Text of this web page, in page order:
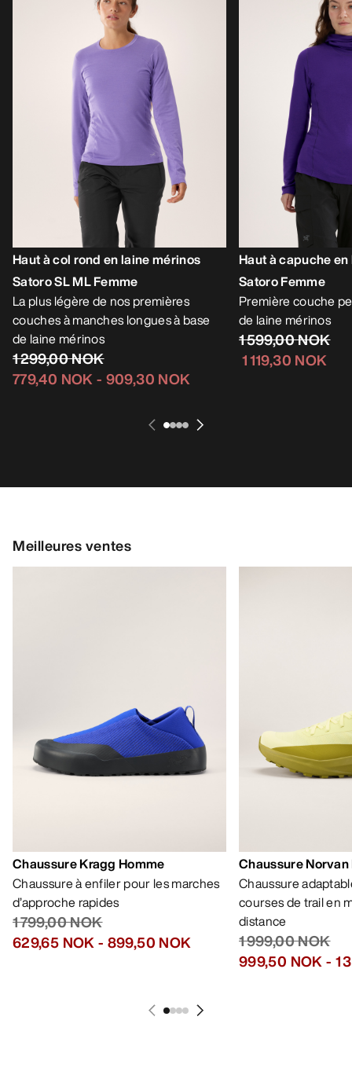
Haut à col rond en laine mérinos
Satoro SL ML Femme
La plus légère de nos premières
couches à manches longues à base
de laine mérinos
1 299,00 NOK
779,40 NOK- 909,30 NOK
Haut à capuche
Satoro Femme
Première couche
de laine mérinos
1 599,00 NOK
1 119,30 NOK
Meilleures ventes
Chaussure Kragg Homme
Chaussure à enfiler pour les marches
d’approche rapides
1 799,00 NOK
629,65 NOK- 899,50 NOK
Chaussure
Chaussure
courses de trail en
distance
1 999,00 NOK
999,50 NOK- 1